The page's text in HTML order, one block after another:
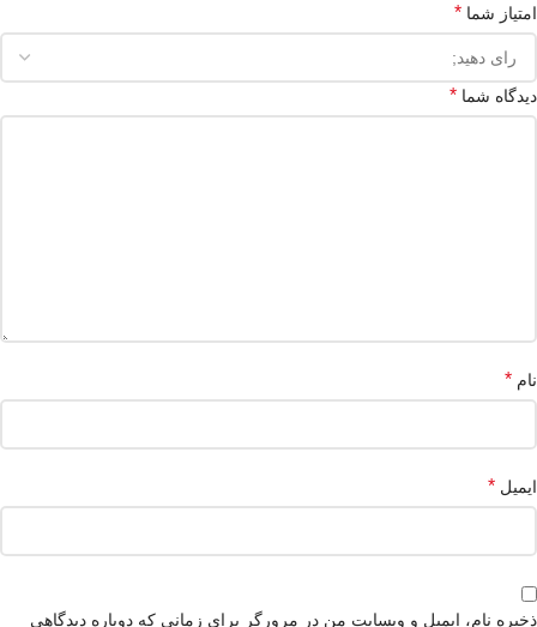
امتیاز شما *
دیدگاه شما *
نام *
ایمیل *
ذخیره نام، ایمیل و وبسایت من در مرورگر برای زمانی که دوباره دیدگاهی